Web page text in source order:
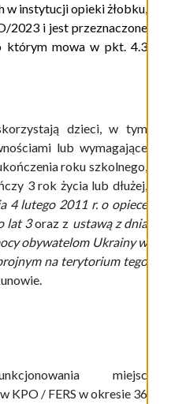
w instytucji opieki żłobku,
2023 i jest przeznaczone
którym mowa w pkt. 4.3
dzieci, w tym
lub wymagające
roku szkolnego,
3 rok życia lub dłużej,
4 lutego 2011 r. o opiece
lat 3oraz z ustawą z dnia
obywatelom Ukrainy w
na terytorium tego
miejsc
KPO / FERS w okresie 36